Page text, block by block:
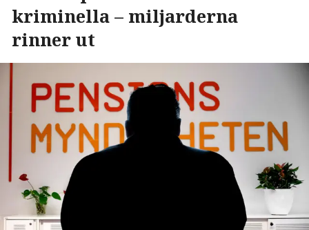
kriminella – miljarderna
rinner ut